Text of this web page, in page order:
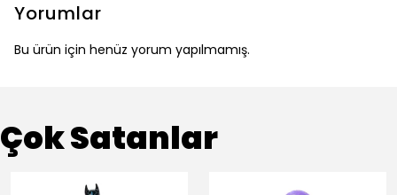
Yorumlar
Bu ürün için henüz yorum yapılmamış.
Çok Satanlar